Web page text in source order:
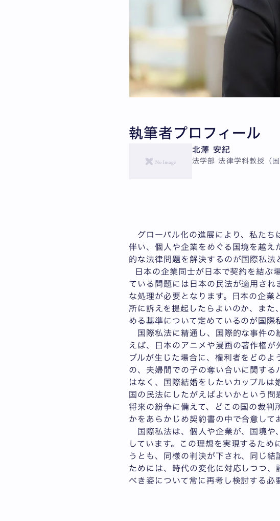
執筆者プロフィール
北澤 安紀
法学部 法律学科教授（国
グローバル化の進展により、私たち
伴い、個人や企業をめぐる国境を越
的な法律問題を解決するのが国際私法
日本の企業同士が日本で契約を結ぶ
ている問題には日本の民法が適用さ
な処理が必要となります。日本の企業
所に訴えを提起したらよいのか、ま
める基準について定めているのが国際
国際私法に精通し、国際的な事件の
えば、日本のアニメや漫画の著作権
ブルが生じた場合に、権利者をどの
の、夫婦間での子の奪い合いに関す
はなく、国際結婚をしたいカップル
国の民法にしたがえばよいかという問
将来の紛争に備えて、どこの国の裁判
かをあらかじめ契約書の中で合意して
国際私法は、個人や企業が、国境や
しています。この理想を実現するた
うとも、同様の判決が下され、同じ
ためには、時代の変化に対応しつつ
べき姿について常に再考し検討する必